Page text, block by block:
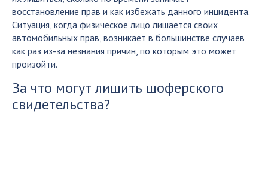
восстановление прав и как избежать данного инцидента.
Ситуация, когда физическое лицо лишается своих
автомобильных прав, возникает в большинстве случаев
как раз из-за незнания причин, по которым это может
произойти.
За что могут лишить шоферского
свидетельства?